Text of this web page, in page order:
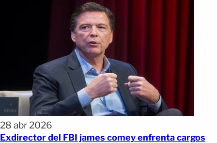
28 abr 2026
Exdirector del FBI james comey enfrenta cargos